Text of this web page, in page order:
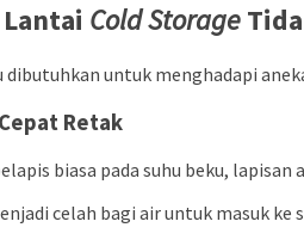
Cold Storage
dibutuhkan untuk menghadapi
Retak
biasa pada suhu beku,
celah bagi air untuk masuk